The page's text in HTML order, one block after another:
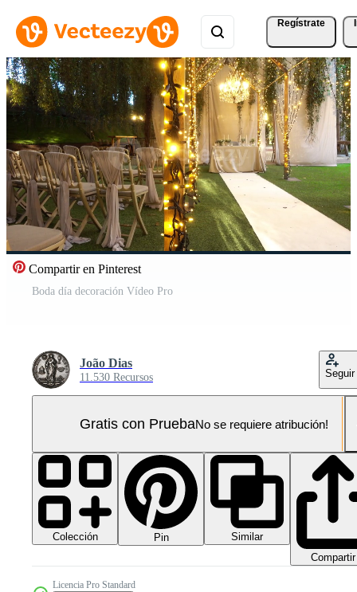
Regístrate
Compartir en Pinterest
Boda día decoración Vídeo Pro
João Dias
11.530 Recursos Seguir
Gratis con PruebaNo se requiere atribución!
Colección Pin
Similar
Compartir
Licencia Pro Standard